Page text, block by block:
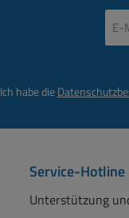
Mail-
Ich habe die
Service-Hotline
Unterstützung